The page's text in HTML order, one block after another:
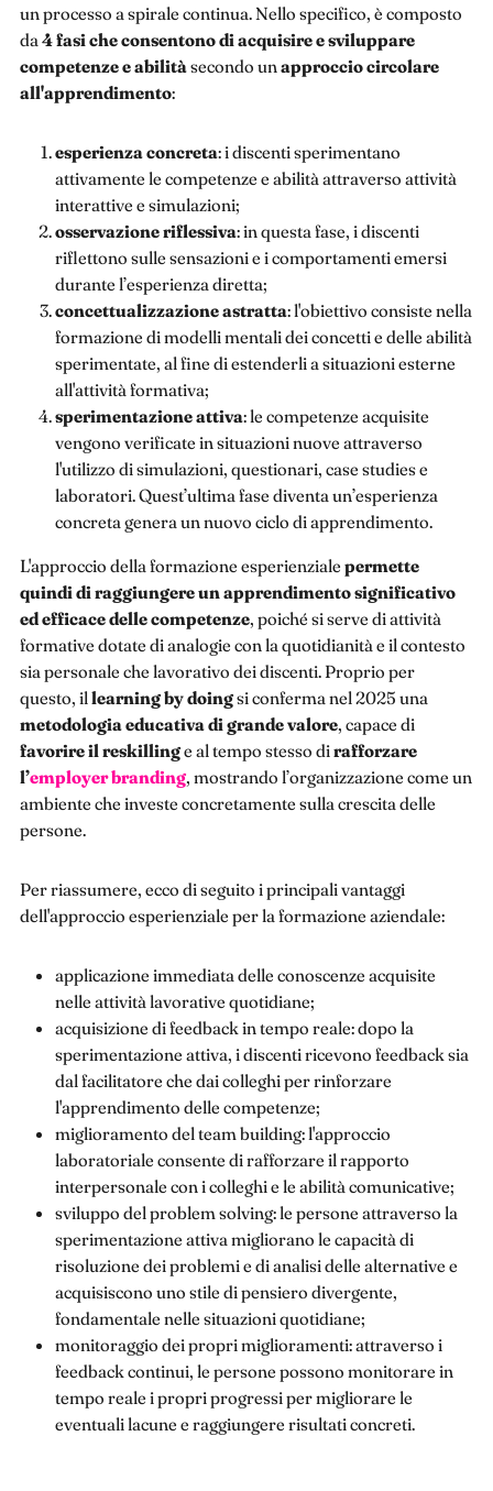
un processo a spirale continua. Nello specifico, è composto
da4 fasi che consentono di acquisire e sviluppare
competenze e abilitàsecondo unapproccio circolare
all'apprendimento:
esperienza concreta: i discenti sperimentano
attivamente le competenze e abilità attraverso attività
interattive e simulazioni;
osservazione riflessiva: in questa fase, i discenti
riflettono sulle sensazioni e i comportamenti emersi
durante l’esperienza diretta;
concettualizzazione astratta: l'obiettivo consiste nella
formazione di modelli mentali dei concetti e delle abilità
sperimentate, al fine di estenderli a situazioni esterne
all'attività formativa;
sperimentazione attiva: le competenze acquisite
vengono verificate in situazioni nuove attraverso
l'utilizzo di simulazioni, questionari, case studies e
laboratori. Quest’ultima fase diventa un’esperienza
concreta genera un nuovo ciclo di apprendimento.
L'approccio della formazione esperienziale permette
quindi di raggiungere un apprendimento significativo
ed efficace delle competenze, poiché si serve di attività
formative dotate di analogie con la quotidianità e il contesto
sia personale che lavorativo dei discenti. Proprio per
questo, illearning by doingsi conferma nel 2025 una
metodologia educativa di grande valore, capace di
favorire il reskillinge al tempo stesso dirafforzare
l’employer branding, mostrando l’organizzazione come un
ambiente che investe concretamente sulla crescita delle
persone.
Per riassumere, ecco di seguito i principali vantaggi
dell'approccio esperienziale per la formazione aziendale:
applicazione immediata delle conoscenze acquisite
nelle attività lavorative quotidiane;
acquisizione di feedback in tempo reale: dopo la
sperimentazione attiva, i discenti ricevono feedback sia
dal facilitatore che dai colleghi per rinforzare
l'apprendimento delle competenze;
miglioramento del team building: l'approccio
laboratoriale consente di rafforzare il rapporto
interpersonale con i colleghi e le abilità comunicative;
sviluppo del problem solving: le persone attraverso la
sperimentazione attiva migliorano le capacità di
risoluzione dei problemi e di analisi delle alternative e
acquisiscono uno stile di pensiero divergente,
fondamentale nelle situazioni quotidiane;
monitoraggio dei propri miglioramenti: attraverso i
feedback continui, le persone possono monitorare in
tempo reale i propri progressi per migliorare le
eventuali lacune e raggiungere risultati concreti.